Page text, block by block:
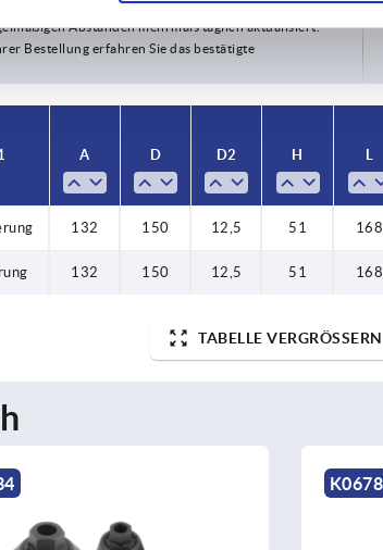
Abständen mehrmals täglich aktualisiert.
Bestellung erfahren Sie das bestätigte
A D D2 H
132 150 12,5 51 168
132 150 12,5 51 168
TABELLE VERGRÖSSERN
K0678